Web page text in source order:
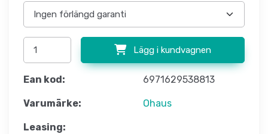
Lägg i kundvagnen
Ean kod: 6971629538813
Varumärke: Ohaus
Leasing: